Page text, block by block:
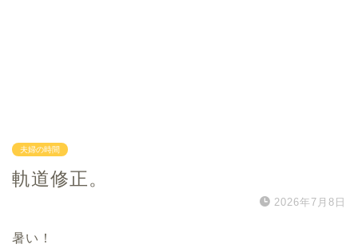
夫婦の時間
軌道修正。
2026年7月8日
暑い！